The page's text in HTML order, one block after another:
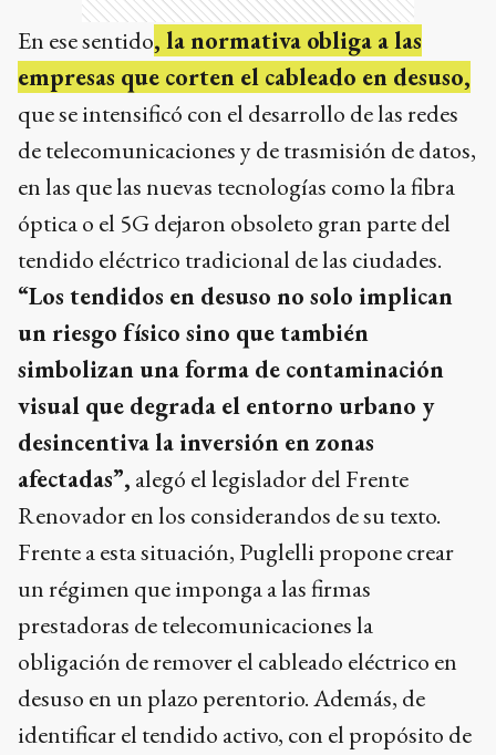
En ese sentido, la normativa obliga a las
empresas que corten el cableado en desuso,
que se intensificó con el desarrollo de las redes
de telecomunicaciones y de trasmisión de datos,
en las que las nuevas tecnologías como la fibra
óptica o el 5G dejaron obsoleto gran parte del
tendido eléctrico tradicional de las ciudades.
“Los tendidos en desuso no solo implican
un riesgo físico sino que también
simbolizan una forma de contaminación
visual que degrada el entorno urbano y
desincentiva la inversión en zonas
afectadas”, alegó el legislador del Frente
Renovador en los considerandos de su texto.
Frente a esta situación, Puglelli propone crear
un régimen que imponga a las firmas
prestadoras de telecomunicaciones la
obligación de remover el cableado eléctrico en
desuso en un plazo perentorio. Además, de
identificar el tendido activo, con el propósito de